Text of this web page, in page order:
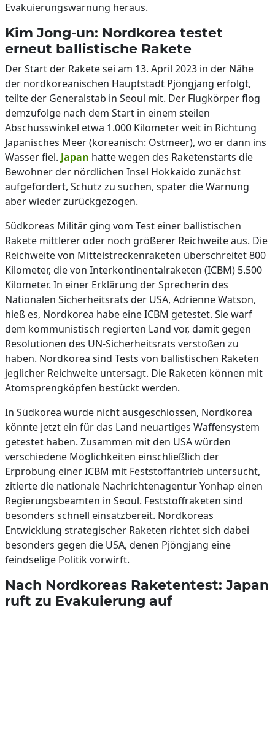
Evakuierungswarnung heraus.
Kim Jong-un: Nordkorea testet
erneut ballistische Rakete
Der Start der Rakete sei am 13. April 2023 in der Nähe
der nordkoreanischen Hauptstadt Pjöngjang erfolgt,
teilte der Generalstab in Seoul mit. Der Flugkörper flog
demzufolge nach dem Start in einem steilen
Abschusswinkel etwa 1.000 Kilometer weit in Richtung
Japanisches Meer (koreanisch: Ostmeer), wo er dann ins
Wasser fiel. Japan hatte wegen des Raketenstarts die
Bewohner der nördlichen Insel Hokkaido zunächst
aufgefordert, Schutz zu suchen, später die Warnung
aber wieder zurückgezogen.
Südkoreas Militär ging vom Test einer ballistischen
Rakete mittlerer oder noch größerer Reichweite aus. Die
Reichweite von Mittelstreckenraketen überschreitet 800
Kilometer, die von Interkontinentalraketen (ICBM) 5.500
Kilometer. In einer Erklärung der Sprecherin des
Nationalen Sicherheitsrats der USA, Adrienne Watson,
hieß es, Nordkorea habe eine ICBM getestet. Sie warf
dem kommunistisch regierten Land vor, damit gegen
Resolutionen des UN-Sicherheitsrats verstoßen zu
haben. Nordkorea sind Tests von ballistischen Raketen
jeglicher Reichweite untersagt. Die Raketen können mit
Atomsprengköpfen bestückt werden.
In Südkorea wurde nicht ausgeschlossen, Nordkorea
könnte jetzt ein für das Land neuartiges Waffensystem
getestet haben. Zusammen mit den USA würden
verschiedene Möglichkeiten einschließlich der
Erprobung einer ICBM mit Feststoffantrieb untersucht,
zitierte die nationale Nachrichtenagentur Yonhap einen
Regierungsbeamten in Seoul. Feststoffraketen sind
besonders schnell einsatzbereit. Nordkoreas
Entwicklung strategischer Raketen richtet sich dabei
besonders gegen die USA, denen Pjöngjang eine
feindselige Politik vorwirft.
Nach Nordkoreas Raketentest: Japan
ruft zu Evakuierung auf